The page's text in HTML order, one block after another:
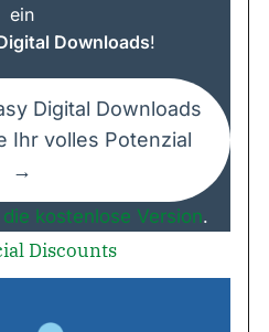
ein
Downloads!
Digital Downloads
Ihr volles Potenzial
→
kostenlose Version.
Discounts